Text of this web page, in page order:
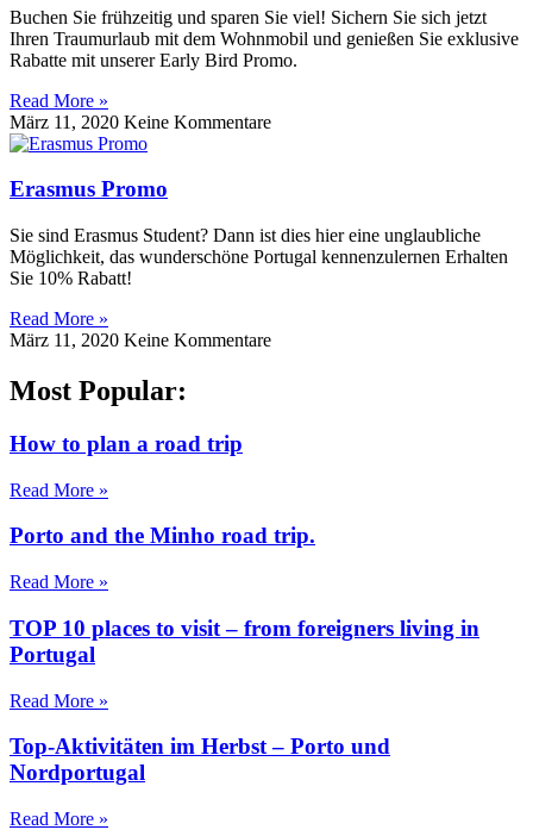
Buchen Sie frühzeitig und sparen Sie viel! Sichern Sie sich jetzt
Ihren Traumurlaub mit dem Wohnmobil und genießen Sie exklusive
Rabatte mit unserer Early Bird Promo.
Read More »
März 11, 2020 Keine Kommentare
Erasmus Promo
Sie sind Erasmus Student? Dann ist dies hier eine unglaubliche
Möglichkeit, das wunderschöne Portugal kennenzulernen Erhalten
Sie 10% Rabatt!
Read More »
März 11, 2020 Keine Kommentare
Most Popular:
How to plan a road trip
Read More »
Porto and the Minho road trip.
Read More »
TOP 10 places to visit – from foreigners living in
Portugal
Read More »
Top-Aktivitäten im Herbst – Porto und
Nordportugal
Read More »